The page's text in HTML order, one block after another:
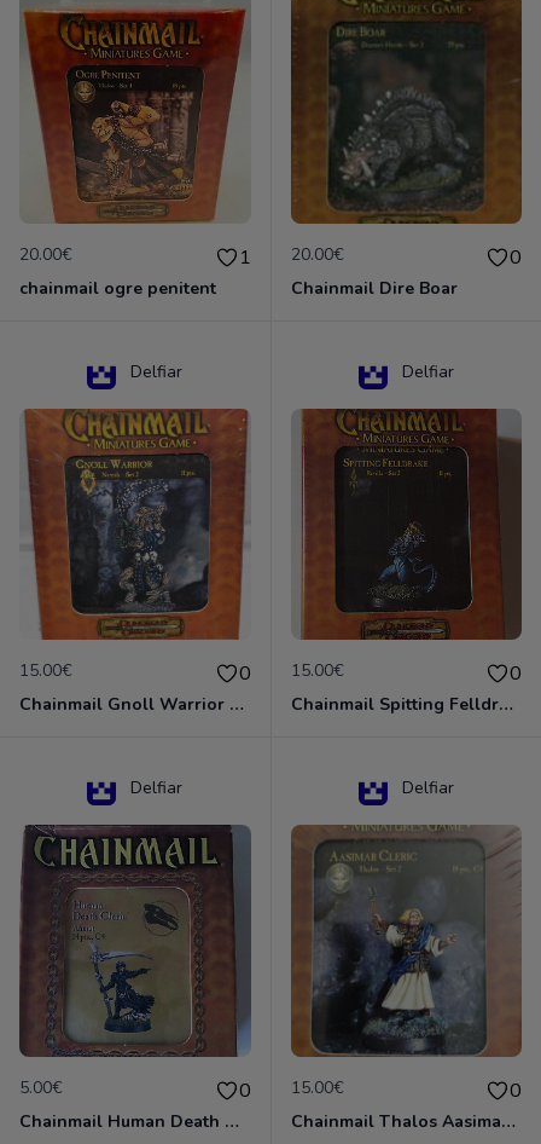
20.00€ 1
chainmail ogre penitent
20.00€ 0
Chainmail Dire Boar
Delfiar
15.00€ 0
Chainmail Gnoll Warrior Dungeons & Dragons
Delfiar
15.00€ 0
Chainmail Spitting Felldrake
Delfiar
5.00€ 0
Chainmail Human Death Cleric
Delfiar
15.00€ 0
Chainmail Thalos Aasimar Cleric